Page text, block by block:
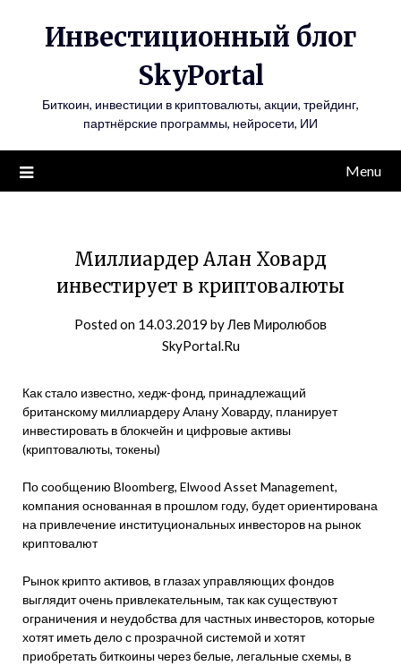
Инвестиционный блог
SkyPortal
Биткоин, инвестиции в криптовалюты, акции, трейдинг,
партнёрские программы, нейросети, ИИ
Menu
Миллиардер Алан Ховард
инвестирует в криптовалюты
Posted on 14.03.2019 byЛев Миролюбов
SkyPortal.Ru
Как стало известно, хедж-фонд, принадлежащий
британскому миллиардеру Алану Ховарду, планирует
инвестировать в блокчейн и цифровые активы
(криптовалюты, токены)
По сообщению Bloomberg, Elwood Asset Management,
компания основанная в прошлом году, будет ориентирована
на привлечение институциональных инвесторов на рынок
криптовалют
Рынок крипто активов, в глазах управляющих фондов
выглядит очень привлекательным, так как существуют
ограничения и неудобства для частных инвесторов, которые
хотят иметь дело с прозрачной системой и хотят
приобретать биткоины через белые, легальные схемы, в